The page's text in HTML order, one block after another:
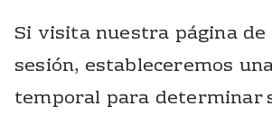
Si visita nuestra página de
sesión, estableceremos
temporal para determinar